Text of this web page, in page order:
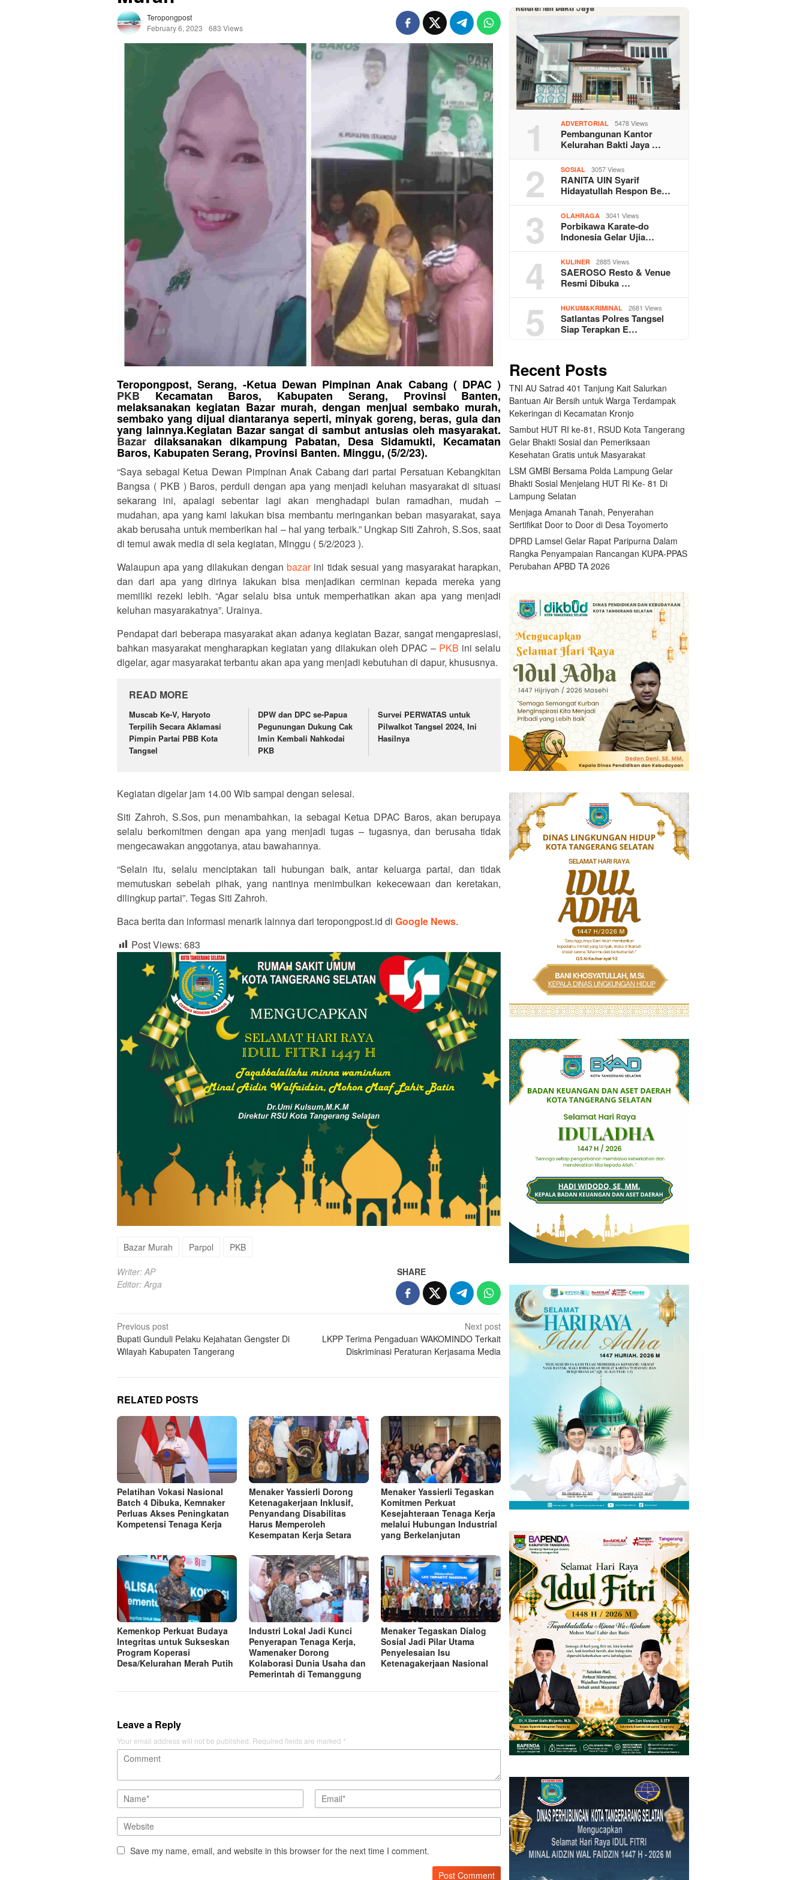
Teropongpost
February 6, 2023
683 Views
Teropongpost, Serang, -Ketua Dewan Pimpinan Anak Cabang ( DPAC )
PKBKecamatan Baros, Kabupaten Serang, Provinsi Banten,
melaksanakan kegiatan Bazar murah, dengan menjual sembako murah,
sembako yang dijual diantaranya seperti, minyak goreng, beras, gula dan
yang lainnya.Kegiatan Bazar sangat di sambut antusias oleh masyarakat.
Bazar dilaksanakan dikampung Pabatan, Desa Sidamukti, Kecamatan
Baros, Kabupaten Serang, Provinsi Banten. Minggu, (5/2/23).
“Saya sebagai Ketua Dewan Pimpinan Anak Cabang dari partai Persatuan Kebangkitan
Bangsa ( PKB ) Baros, perduli dengan apa yang menjadi keluhan masyarakat di situasi
sekarang ini, apalagi sebentar lagi akan menghadapi bulan ramadhan, mudah –
mudahan, apa yang kami lakukan bisa membantu meringankan beban masyarakat, saya
akab berusaha untuk memberikan hal – hal yang terbaik.” Ungkap Siti Zahroh, S.Sos, saat
di temui awak media di sela kegiatan, Minggu ( 5/2/2023 ).
Walaupun apa yang dilakukan denganbazarini tidak sesuai yang masyarakat harapkan,
dan dari apa yang dirinya lakukan bisa menjadikan cerminan kepada mereka yang
memiliki rezeki lebih. “Agar selalu bisa untuk memperhatikan akan apa yang menjadi
keluhan masyarakatnya”. Urainya.
Pendapat dari beberapa masyarakat akan adanya kegiatan Bazar, sangat mengapresiasi,
bahkan masyarakat mengharapkan kegiatan yang dilakukan oleh DPAC – PKB ini selalu
digelar, agar masyarakat terbantu akan apa yang menjadi kebutuhan di dapur, khususnya.
READ MORE
Muscab Ke-V, Haryoto
Terpilih Secara Aklamasi
Pimpin Partai PBB Kota
Tangsel
DPW dan DPC se-Papua
Pegunungan Dukung Cak
Imin Kembali Nahkodai
PKB
Survei PERWATAS untuk
Pilwalkot Tangsel 2024, Ini
Hasilnya
Kegiatan digelar jam 14.00 Wib sampai dengan selesai.
Siti Zahroh, S.Sos, pun menambahkan, ia sebagai Ketua DPAC Baros, akan berupaya
selalu berkomitmen dengan apa yang menjadi tugas – tugasnya, dan berusaha tidak
mengecawakan anggotanya, atau bawahannya.
“Selain itu, selalu menciptakan tali hubungan baik, antar keluarga partai, dan tidak
memutuskan sebelah pihak, yang nantinya menimbulkan kekecewaan dan keretakan,
dilingkup partai”. Tegas Siti Zahroh.
Baca berita dan informasi menarik lainnya dari teropongpost.id di Google News.
Post Views: 683
Bazar Murah Parpol PKB
Writer: AP
Editor: Arga
SHARE
Post
navigation
Previous post
Bupati Gunduli Pelaku Kejahatan Gengster Di
Wilayah Kabupaten Tangerang
Next post
LKPP Terima Pengaduan WAKOMINDO Terkait
Diskriminasi Peraturan Kerjasama Media
RELATED POSTS
Pelatihan Vokasi Nasional
Batch 4 Dibuka, Kemnaker
Perluas Akses Peningkatan
Kompetensi Tenaga Kerja
Menaker Yassierli Dorong
Ketenagakerjaan Inklusif,
Penyandang Disabilitas
Harus Memperoleh
Kesempatan Kerja Setara
Menaker Yassierli Tegaskan
Komitmen Perkuat
Kesejahteraan Tenaga Kerja
melalui Hubungan Industrial
yang Berkelanjutan
Kemenkop Perkuat Budaya
Integritas untuk Sukseskan
Program Koperasi
Desa/Kelurahan Merah Putih
Industri Lokal Jadi Kunci
Penyerapan Tenaga Kerja,
Wamenaker Dorong
Kolaborasi Dunia Usaha dan
Pemerintah di Temanggung
Menaker Tegaskan Dialog
Sosial Jadi Pilar Utama
Penyelesaian Isu
Ketenagakerjaan Nasional
Leave a Reply
Your email address will not be published. Required fields are marked *
Save my name, email, and website in this browser for the next time I comment.
1 ADVERTORIAL 5478 Views
Pembangunan Kantor
Kelurahan Bakti Jaya …
2 SOSIAL 3057 Views
RANITA UIN Syarif
Hidayatullah Respon Be…
3 OLAHRAGA 3041 Views
Porbikawa Karate-do
Indonesia Gelar Ujia…
4 KULINER 2885 Views
SAEROSO Resto & Venue
Resmi Dibuka …
5 HUKUM&KRIMINAL 2681 Views
Satlantas Polres Tangsel
Siap Terapkan E…
Recent Posts
TNI AU Satrad 401 Tanjung Kait Salurkan
Bantuan Air Bersih untuk Warga Terdampak
Kekeringan di Kecamatan Kronjo
Sambut HUT RI ke-81, RSUD Kota Tangerang
Gelar Bhakti Sosial dan Pemeriksaan
Kesehatan Gratis untuk Masyarakat
LSM GMBI Bersama Polda Lampung Gelar
Bhakti Sosial Menjelang HUT Rl Ke- 81 Di
Lampung Selatan
Menjaga Amanah Tanah, Penyerahan
Sertifikat Door to Door di Desa Toyomerto
DPRD Lamsel Gelar Rapat Paripurna Dalam
Rangka Penyampaian Rancangan KUPA-PPAS
Perubahan APBD TA 2026